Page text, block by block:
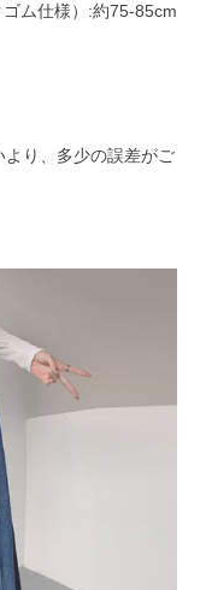
ム仕様）:約75-85cm
り、多少の誤差がご